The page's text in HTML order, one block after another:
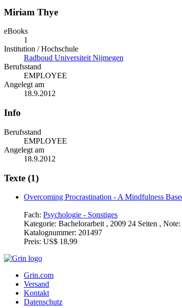
Miriam Thye
eBooks
1
Institution / Hochschule
Radboud Universiteit Nijmegen
Berufsstand
EMPLOYEE
Angelegt am
18.9.2012
Info
Berufsstand
EMPLOYEE
Angelegt am
18.9.2012
Texte (1)
Overcoming Procrastination - A Mindfulness
Fach: Psychologie - Sonstiges
Kategorie: Bachelorarbeit , 2009 24 Seiten ,
Katalognummer: 201497
Preis: US$ 18,99
Grin.com
Versand
Kontakt
Datenschutz